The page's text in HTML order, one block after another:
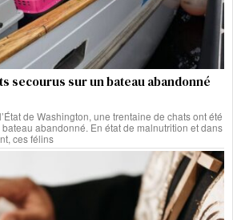
secourus sur un bateau abandonné
de Washington, une trentaine de chats ont été
abandonné. En état de malnutrition et dans
ces félins